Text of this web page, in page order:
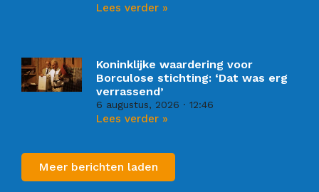
Lees verder »
Koninklijke waardering voor
Borculose stichting: ‘Dat was erg
verrassend’
6 augustus, 2026 12:46
Lees verder »
Meer berichten laden